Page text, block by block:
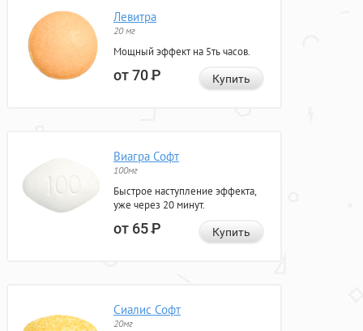
Левитра
20 мг
Мощный эффект на 5ть часов.
от 70Р Купить
Виагра Софт
100мг
Быстрое наступление эффекта,
уже через 20 минут.
от 65Р Купить
Сиалис Софт
20мг